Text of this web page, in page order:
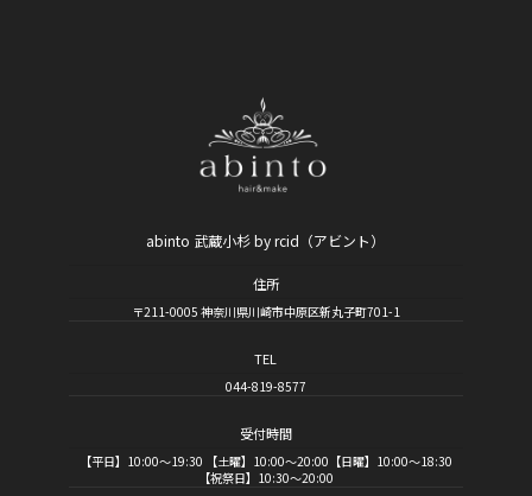
abinto 武蔵小杉 by rcid（アビント）
住所
〒211-0005 神奈川県川崎市中原区新丸子町701-1
TEL
044-819-8577
受付時間
【平日】10:00～19:30 【土曜】10:00～20:00【日曜】10:00～18:30
【祝祭日】10:30～20:00